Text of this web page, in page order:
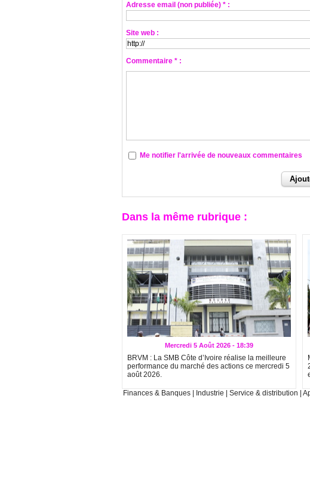
Adresse email (non publiée) * :
Site web :
Commentaire * :
Me notifier l'arrivée de nouveaux commentaires
Dans la même rubrique :
Mercredi 5 Août 2026 - 18:39
BRVM : La SMB Côte d’Ivoire réalise la meilleure
performance du marché des actions ce mercredi 5
août 2026.
Finances & Banques Industrie Service & distribution